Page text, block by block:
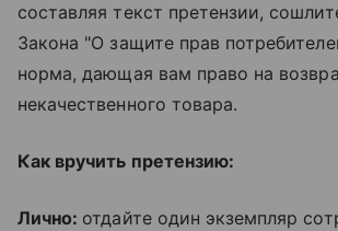
составляя текст претензии,
Закона "О защите прав
норма, дающая вам право на
некачественного товара.
Как вручить претензию:
Лично: отдайте один экземпляр